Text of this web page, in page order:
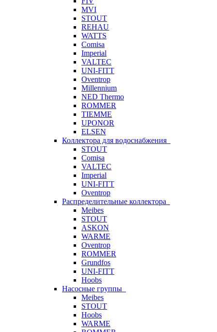
MVI
STOUT
REHAU
WATTS
Comisa
Imperial
VALTEC
UNI-FITT
Oventrop
Millennium
NED Thermo
ROMMER
TIEMME
UPONOR
ELSEN
Коллектора для водоснабжения
STOUT
Comisa
VALTEC
Imperial
UNI-FITT
Oventrop
Распределительные коллектора
Meibes
STOUT
ASKON
WARME
Oventrop
ROMMER
Grundfos
UNI-FITT
Hoobs
Насосные группы
Meibes
STOUT
Hoobs
WARME